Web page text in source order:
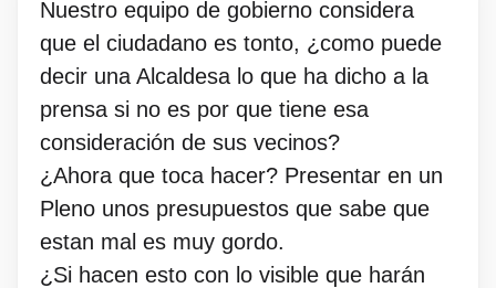
Nuestro equipo de gobierno considera
que el ciudadano es tonto, ¿como puede
decir una Alcaldesa lo que ha dicho a la
prensa si no es por que tiene esa
consideración de sus vecinos?
¿Ahora que toca hacer? Presentar en un
Pleno unos presupuestos que sabe que
estan mal es muy gordo.
¿Si hacen esto con lo visible que harán